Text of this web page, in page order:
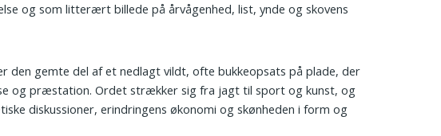
og som litterært billede på årvågenhed, list, ynde og skovens
den gemte del af et nedlagt vildt, ofte bukkeopsats på plade, der
og præstation. Ordet strækker sig fra jagt til sport og kunst, og
diskussioner, erindringens økonomi og skønheden i form og